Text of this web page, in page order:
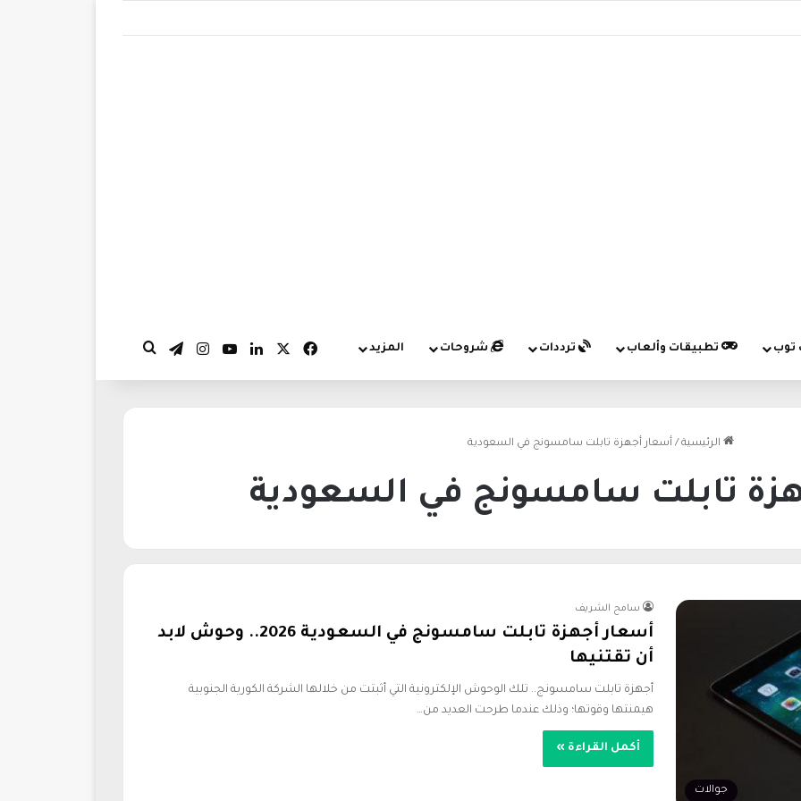
توب تطبيقات وألعاب ترددات شروحات المزيد فيسبوك لينكدإن‫YouTubeانستقرام
تيلقرام
الرئيسية / أسعار أجهزة تابلت سامسونج في السعودية
تابلت سامسونج في السعودية
جوالات
سامح الشريف
أسعار أجهزة تابلت سامسونج في السعودية 2026.. وحوش لابد
أن تقتنيها
أجهزة تابلت سامسونج.. تلك الوحوش الإلكترونية التي أثبتت من خلالها الشركة الكورية الجنوبية
هيمنتها وقوتها؛ وذلك عندما طرحت العديد من…
أكمل القراءة »